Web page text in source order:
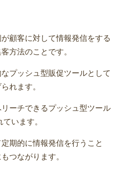
顧客に対して情報発信をする
方法のことです。
プッシュ型販促ツールとして
れます。
ーチできるプッシュ型ツール
います。
期的に情報発信を行うこと
つながります。